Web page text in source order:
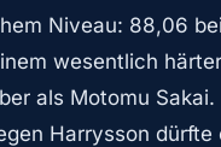
Niveau: 88,06
wesentlich
als Motomu
Harrysson dürfte